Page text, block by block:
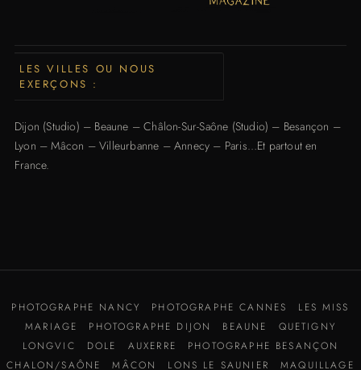
LES VILLES OU NOUS
EXERÇONS :
Dijon (Studio) – Beaune –Châlon-Sur-Saône (Studio) – Besançon –
Lyon –Mâcon –Villeurbanne –Annecy – Paris…Et partout en
France.
PHOTOGRAPHE NANCY PHOTOGRAPHE CANNES
LES MISS
MARIAGE
PHOTOGRAPHE DIJON BEAUNE
QUETIGNY
LONGVIC
DOLE AUXERRE
PHOTOGRAPHE BESANÇON
CHALON/SAÔNE
MÂCON LONS LE SAUNIER MAQUILLAGE